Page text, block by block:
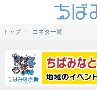
トップ コネタ一覧